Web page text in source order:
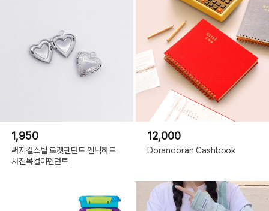
1,950
써지컬스틸 로켓펜던트 엔틱하트
사진목걸이펜던트
12,000
Dorandoran Cashbook